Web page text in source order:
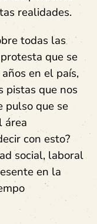
realidades.
todas las
que se
en el país,
pistas que nos
pulso que se
área
con esto?
social, laboral
en la